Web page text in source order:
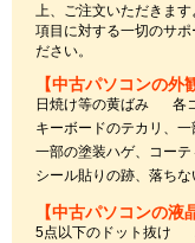
上、ご注文いただきま
項目に対する一切のサ
ださい。
【中古パソコンの外
日焼け等の黄ばみ
各
キーボードのテカリ、一
一部の塗装ハゲ、コー
シール貼りの跡、落ちな
【中古パソコンの液
5点以下のドット抜け